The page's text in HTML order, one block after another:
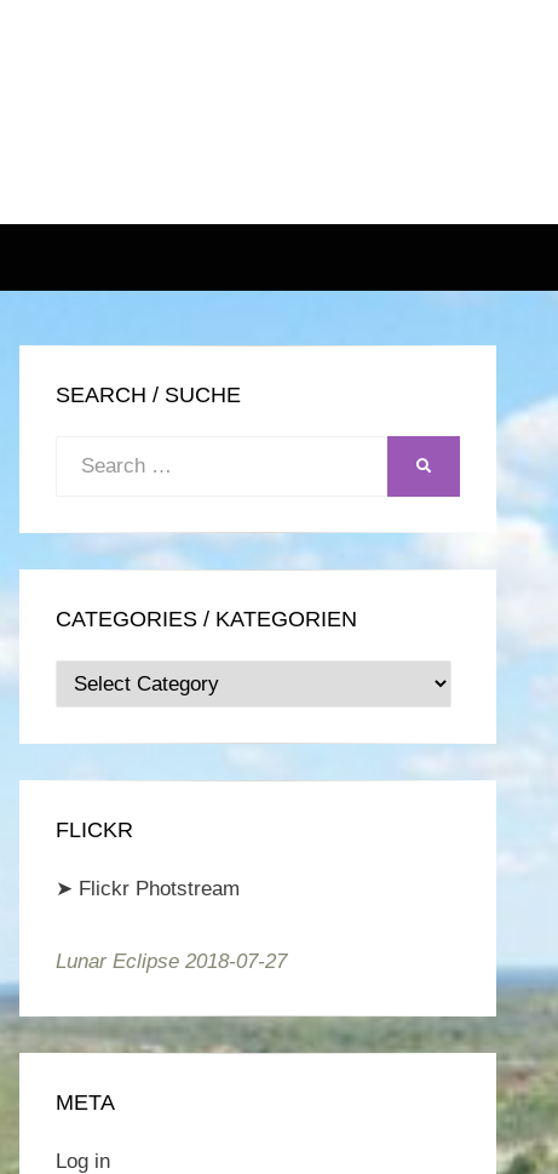
SEARCH / SUCHE
Search
CATEGORIES / KATEGORIEN
Categories
/
Kategorien
FLICKR
➤ Flickr Photstream
Lunar Eclipse 2018-07-27
META
Log in